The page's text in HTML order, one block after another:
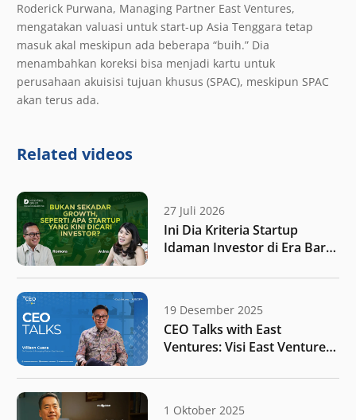
Roderick Purwana, Managing Partner East Ventures,
mengatakan valuasi untuk start-up Asia Tenggara tetap
masuk akal meskipun ada beberapa “buih.” Dia
menambahkan koreksi bisa menjadi kartu untuk
perusahaan akuisisi tujuan khusus (SPAC), meskipun SPAC
akan terus ada.
Related videos
27 Juli 2026
Ini Dia Kriteria Startup
Idaman Investor di Era Baru
19 Desember 2025
CEO Talks with East
Ventures: Visi East Ventures
perubahan global
1 Oktober 2025